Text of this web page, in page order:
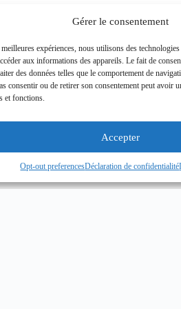
Gérer le consentement
expériences, nous utilisons des
aux informations des appareils. Le fait de
des données telles que le comportement de
consentir ou de retirer son consentement peut avoir
et fonctions.
Accepter
Opt-out preferencesDéclaration de confidentialité